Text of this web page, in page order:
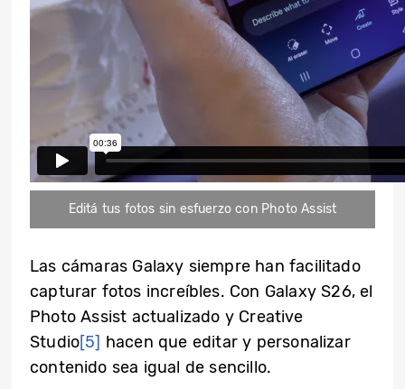
Editá tus fotos sin esfuerzo con Photo Assist
Las cámaras Galaxy siempre han facilitado
capturar fotos increíbles. Con Galaxy S26, el
Photo Assist actualizado y Creative
Studio[5] hacen que editar y personalizar
contenido sea igual de sencillo.